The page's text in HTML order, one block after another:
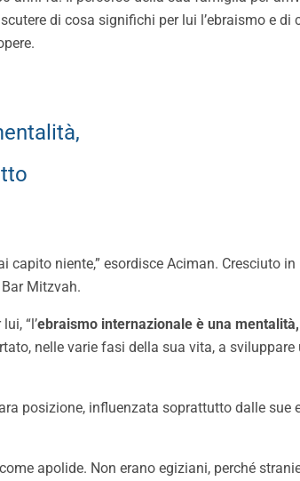
di cosa significhi per lui l’ebraismo e di
capito niente,” esordisce Aciman. Cresciuto
Mitzvah.
“l’ebraismo internazionale è una
nelle varie fasi della sua vita, a sviluppare
posizione, influenzata soprattutto dalle sue
apolide. Non erano egiziani, perché